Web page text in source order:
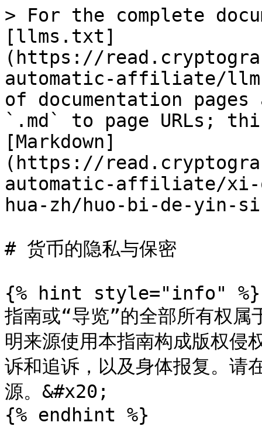
> For the complete
[llms.txt]
(https://
automatic-affiliate/
of documentation
`.md` to page URLs;
[Markdown]
(https://
automatic-affiliate/
hua-zh/huo-bi-de-yin-
# 货币的隐私与保密
{% hint style="info" %}
指南或“导览”的全部所有
明来源使用本指南构成版权侵
诉和追诉，以及身体报复。请
源。&#x20;
{% endhint %}